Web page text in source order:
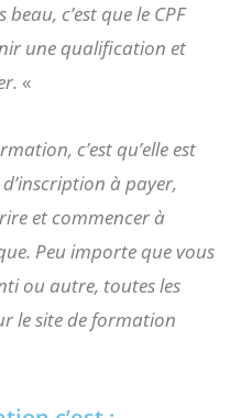
c’est que le CPF
une qualification et
«
c’est qu’elle est
à payer,
et commencer à
Peu importe que vous
ou autre, toutes les
le site de formation